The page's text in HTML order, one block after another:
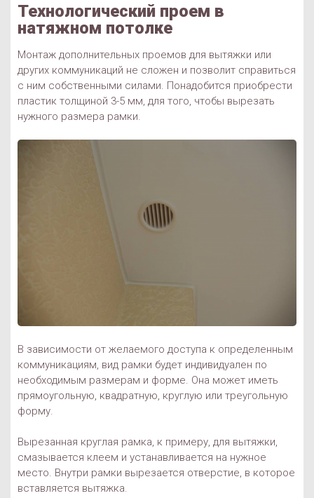
Технологический проем в
натяжном потолке
Монтаж дополнительных проемов для вытяжки или
других коммуникаций не сложен и позволит справиться
с ним собственными силами. Понадобится приобрести
пластик толщиной 3-5 мм, для того, чтобы вырезать
нужного размера рамки.
В зависимости от желаемого доступа к определенным
коммуникациям, вид рамки будет индивидуален по
необходимым размерам и форме. Она может иметь
прямоугольную, квадратную, круглую или треугольную
форму.
Вырезанная круглая рамка, к примеру, для вытяжки,
смазывается клеем и устанавливается на нужное
место. Внутри рамки вырезается отверстие, в которое
вставляется вытяжка.